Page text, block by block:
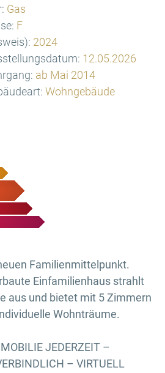
Gas
F
2024
12.05.2026
ab Mai 2014
Wohngebäude
Familienmittelpunkt.
Einfamilienhaus strahlt
aus und bietet mit 5 Zimmern
Wohnträume.
JEDERZEIT –
– VIRTUELL